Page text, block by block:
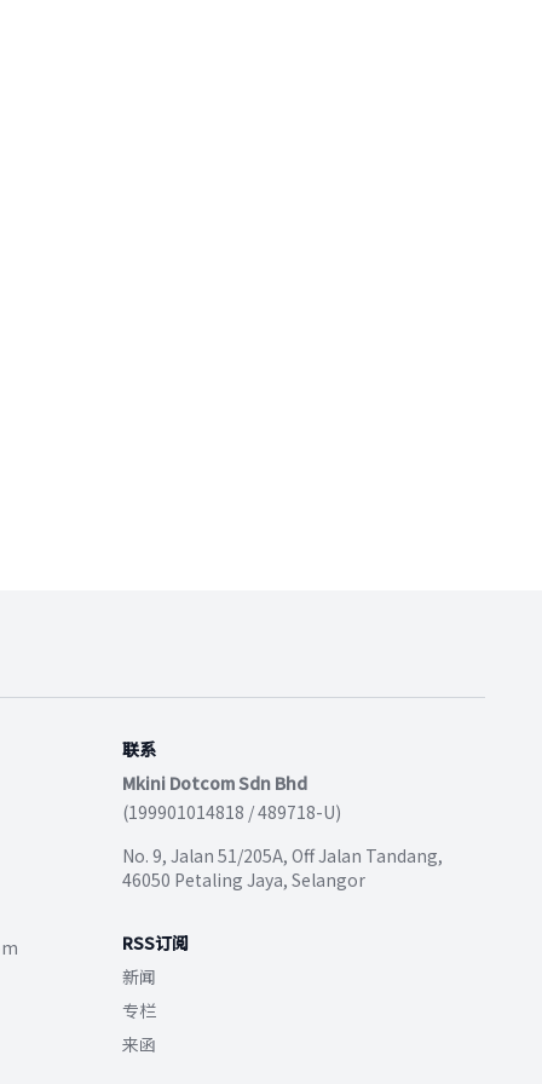
联系
Mkini Dotcom Sdn Bhd
(199901014818 / 489718-U)
No. 9, Jalan 51/205A, Off Jalan Tandang,
46050 Petaling Jaya, Selangor
RSS订阅
新闻
专栏
来函